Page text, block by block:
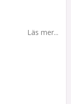
Läs mer...